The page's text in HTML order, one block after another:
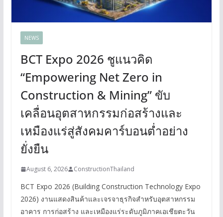
NEWS
BCT Expo 2026 ชูแนวคิด
“Empowering Net Zero in
Construction & Mining” ขับ
เคลื่อนอุตสาหกรรมก่อสร้างและ
เหมืองแร่สู่สังคมคาร์บอนต่ำอย่าง
ยั่งยืน
August 6, 2026 ConstructionThailand
BCT Expo 2026 (Building Construction Technology Expo
2026) งานแสดงสินค้าและเจรจาธุรกิจสำหรับอุตสาหกรรม
อาคาร การก่อสร้าง และเหมืองแร่ระดับภูมิภาคเอเชียตะวัน